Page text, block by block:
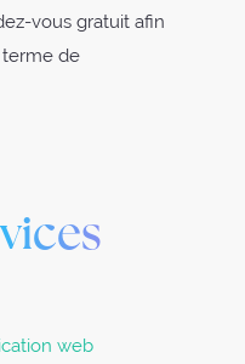
vous gratuit afin
de
web